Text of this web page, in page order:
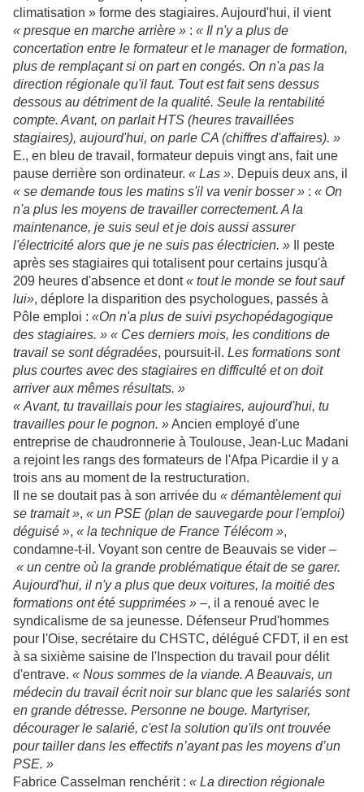
climatisation » forme des stagiaires. Aujourd'hui, il vient
« presque en marche arrière » : « Il n'y a plus de
concertation entre le formateur et le manager de formation,
plus de remplaçant si on part en congés. On n'a pas la
direction régionale qu'il faut. Tout est fait sens dessus
dessous au détriment de la qualité. Seule la rentabilité
compte. Avant, on parlait HTS (heures travaillées
stagiaires), aujourd'hui, on parle CA (chiffres d'affaires). »
E., en bleu de travail, formateur depuis vingt ans, fait une
pause derrière son ordinateur. « Las ». Depuis deux ans, il
« se demande tous les matins s'il va venir bosser » : « On
n'a plus les moyens de travailler correctement. A la
maintenance, je suis seul et je dois aussi assurer
l'électricité alors que je ne suis pas électricien. » Il peste
après ses stagiaires qui totalisent pour certains jusqu'à
209 heures d'absence et dont« tout le monde se fout sauf
lui», déplore la disparition des psychologues, passés à
Pôle emploi : «On n'a plus de suivi psychopédagogique
des stagiaires. » « Ces derniers mois, les conditions de
travail se sont dégradées, poursuit-il. Les formations sont
plus courtes avec des stagiaires en difficulté et on doit
arriver aux mêmes résultats. »
« Avant, tu travaillais pour les stagiaires, aujourd'hui, tu
travailles pour le pognon. »Ancien employé d'une
entreprise de chaudronnerie à Toulouse, Jean-Luc Madani
a rejoint les rangs des formateurs de l'Afpa Picardie il y a
trois ans au moment de la restructuration.
Il ne se doutait pas à son arrivée du « démantèlement qui
se tramait », « un PSE (plan de sauvegarde pour l'emploi)
déguisé », « la technique de France Télécom »,
condamne-t-il. Voyant son centre de Beauvais se vider –
« un centre où la grande problématique était de se garer.
Aujourd'hui, il n'y a plus que deux voitures, la moitié des
formations ont été supprimées » –, il a renoué avec le
syndicalisme de sa jeunesse. Défenseur Prud'hommes
pour l'Oise, secrétaire du CHSTC, délégué CFDT, il en est
à sa sixième saisine de l'Inspection du travail pour délit
d'entrave. « Nous sommes de la viande. A Beauvais, un
médecin du travail écrit noir sur blanc que les salariés sont
en grande détresse. Personne ne bouge. Martyriser,
décourager le salarié, c'est la solution qu'ils ont trouvée
pour tailler dans les effectifs n’ayant pas les moyens d’un
PSE. »
Fabrice Casselman renchérit : « La direction régionale